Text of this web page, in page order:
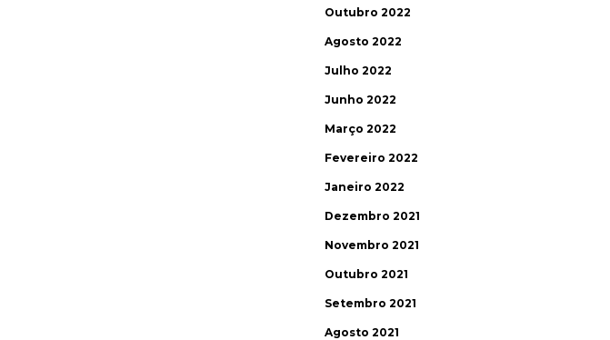
Outubro 2022
Agosto 2022
Julho 2022
Junho 2022
Março 2022
Fevereiro 2022
Janeiro 2022
Dezembro 2021
Novembro 2021
Outubro 2021
Setembro 2021
Agosto 2021